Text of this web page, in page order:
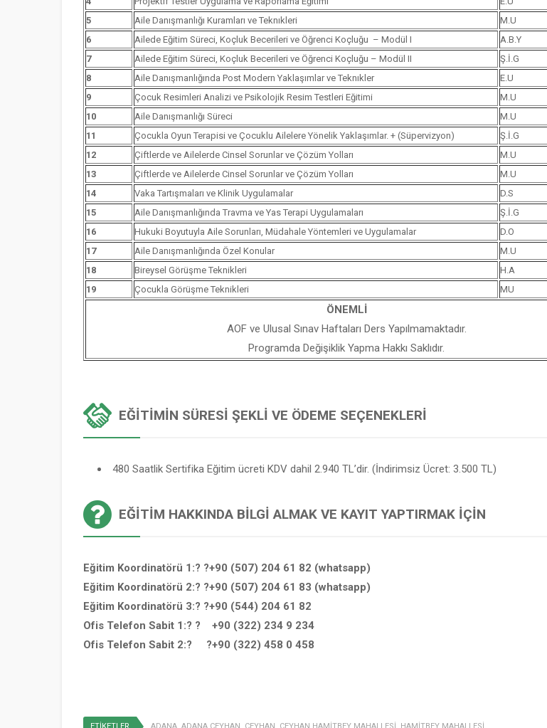
5
Aile Danışmanlığı Kuramları ve Teknıkleri M.U
6
Ailede Eğitim Süreci, Koçluk Becerileri ve Öğrenci Koçluğu – Modül I A.B.Y
7
Ailede Eğitim Süreci, Koçluk Becerileri ve Öğrenci Koçluğu – Modül II Ş.İ.G
8
Aile Danışmanlığında Post Modern Yaklaşımlar ve Teknıkler E.U
9
Çocuk Resimleri Analizi ve Psikolojik Resim Testleri Eğitimi M.U
10
Aile Danışmanlığı Süreci M.U
11
Çocukla Oyun Terapisi ve Çocuklu Ailelere Yönelik Yaklaşımlar. + (Süpervizyon) Ş.İ.G
12
Çiftlerde ve Ailelerde Cinsel Sorunlar ve Çözüm Yolları M.U
13
Çiftlerde ve Ailelerde Cinsel Sorunlar ve Çözüm Yolları M.U
14
Vaka Tartışmaları ve Klinik Uygulamalar D.S
15
Aile Danışmanlığında Travma ve Yas Terapi Uygulamaları Ş.İ.G
16
Hukuki Boyutuyla Aile Sorunları, Müdahale Yöntemleri ve Uygulamalar D.O
17
Aile Danışmanlığında Özel Konular M.U
18
Bireysel Görüşme Teknikleri H.A
19
Çocukla Görüşme Teknikleri MU
ÖNEMLİ
AOF ve Ulusal Sınav Haftaları Ders Yapılmamaktadır.
Programda Değişiklik Yapma Hakkı Saklıdır.
EĞITIMIN SÜRESI ŞEKLI VE ÖDEME SEÇENEKLERI
480 Saatlik Sertifika Eğitim ücreti KDV dahil 2.940 TL’dir. (İndirimsiz Ücret: 3.500 TL)
EĞITIM HAKKINDA BILGI ALMAK VE KAYIT YAPTIRMAK İÇIN
Eğitim Koordinatörü 1:? ?+90 (507) 204 61 82 (whatsapp)
Eğitim Koordinatörü 2:? ?+90 (507) 204 61 83 (whatsapp)
Eğitim Koordinatörü 3:? ?+90 (544) 204 61 82
Ofis Telefon Sabit 1:? ? +90 (322) 234 9 234
Ofis Telefon Sabit 2:? ?+90 (322) 458 0 458